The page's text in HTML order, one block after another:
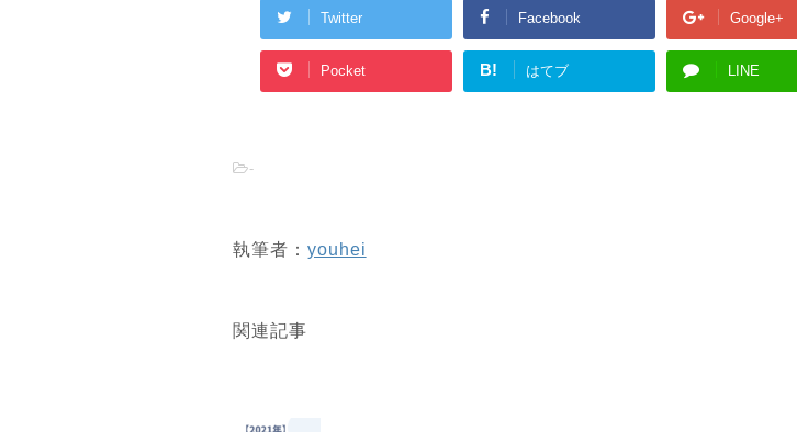
Twitter Facebook Google+
Pocket B! はてブ LINE
-
執筆者： youhei
関連記事